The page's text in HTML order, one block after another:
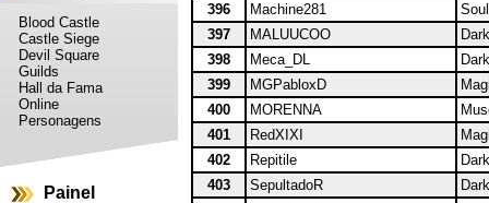
Blood Castle
Castle Siege
Devil Square
Guilds
Hall da Fama
Online
Personagens
396
Machine281
397
MALUUCOO
398
Meca_DL
399
MGPabloxD
400
MORENNA
401
RedXIXI
402
Repitile
403
SepultadoR
Painel